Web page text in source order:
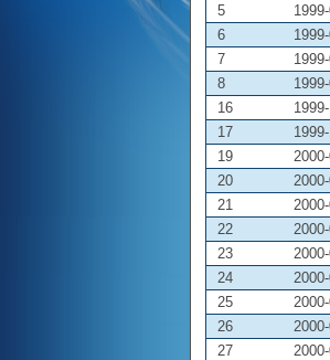
5
6
7
8
16
17
19
20
21
22
23
24
25
26
27